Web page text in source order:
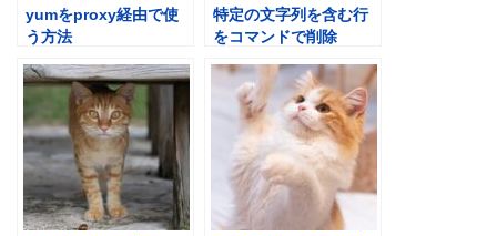
yumをproxy経由で使
う方法
特定の文字列を含む行
をコマンドで削除